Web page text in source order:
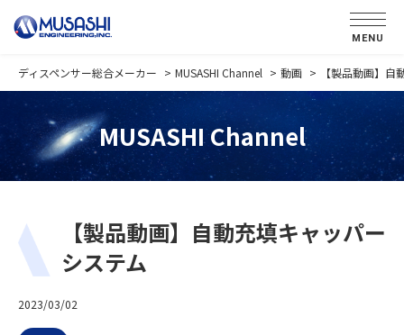
MENU
ディスペンサー総合メーカー MUSASHI Channel 動画 【製品動画】
MUSASHI Channel
【製品動画】自動充填キャッパー
システム
2023/03/02